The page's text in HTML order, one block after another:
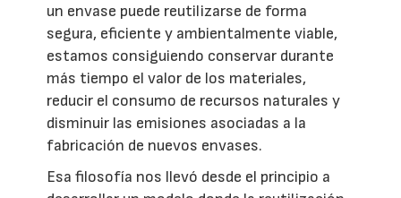
un envase puede reutilizarse de forma
segura, eficiente y ambientalmente viable,
estamos consiguiendo conservar durante
más tiempo el valor de los materiales,
reducir el consumo de recursos naturales y
disminuir las emisiones asociadas a la
fabricación de nuevos envases.
Esa filosofía nos llevó desde el principio a